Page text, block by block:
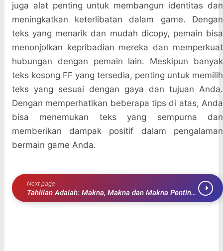
juga alat penting untuk membangun identitas dan
meningkatkan keterlibatan dalam game. Dengan
teks yang menarik dan mudah dicopy, pemain bisa
menonjolkan kepribadian mereka dan memperkuat
hubungan dengan pemain lain. Meskipun banyak
teks kosong FF yang tersedia, penting untuk memilih
teks yang sesuai dengan gaya dan tujuan Anda.
Dengan memperhatikan beberapa tips di atas, Anda
bisa menemukan teks yang sempurna dan
memberikan dampak positif dalam pengalaman
bermain game Anda.
Next page
Tahlilan Adalah: Makna, Makna dan Makna Penting
dalam Tradisi Islam